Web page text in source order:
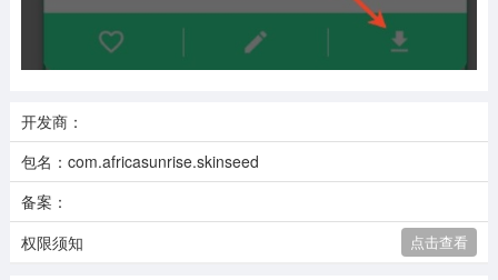
开发商：
包名：com.africasunrise.skinseed
备案：
权限须知
点击查看